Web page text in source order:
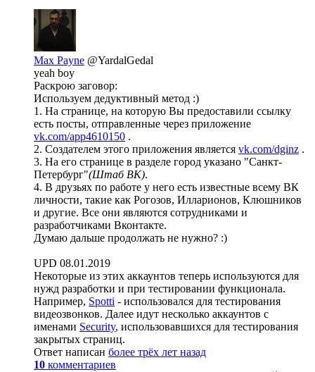
Max Payne @YardalGedal
yeah boy
Раскрою заговор:
Используем дедуктивный метод :)
1. На странице, на которую Вы предоставили ссылку
есть посты, отправленные через приложение
vk.com/app4610150 .
2. Создателем этого приложения является vk.com/dginz .
3. На его странице в разделе город указано "Санкт-
Петербург"(Штаб ВК).
4. В друзьях по работе у него есть известные всему ВК
личности, такие как Рогозов, Илларионов, Клюшников
и другие. Все они являются сотрудниками и
разработчиками Вконтакте.
Думаю дальше продолжать не нужно? :)
UPD 08.01.2019
Некоторые из этих аккаунтов теперь используются для
нужд разработки и при тестировании функционала.
Например, Spotti - использовался для тестирования
видеозвонков. Далее идут несколько аккаунтов с
именами Security, использовавшихся для тестирования
закрытых страниц.
Ответ написан более трёх лет назад
10 комментариев